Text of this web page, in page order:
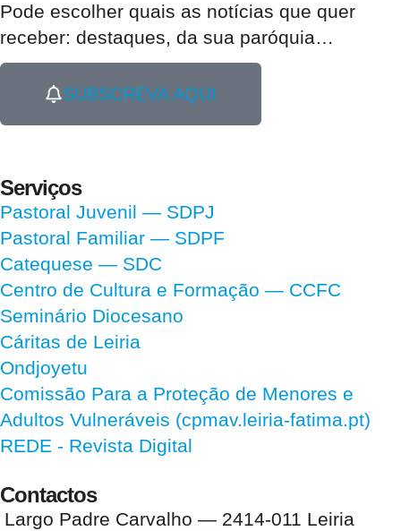
Pode escolher quais as notícias que quer
receber: destaques, da sua paróquia…
SUBSCREVA AQUI
Serviços
Pastoral Juvenil — SDPJ
Pastoral Familiar — SDPF
Catequese — SDC
Centro de Cultura e Formação — CCFC
Seminário Diocesano
Cáritas de Leiria
Ondjoyetu
Comissão Para a Proteção de Menores e
Adultos Vulneráveis (cpmav.leiria-fatima.pt)
REDE - Revista Digital
Contactos
Largo Padre Carvalho — 2414-011 Leiria